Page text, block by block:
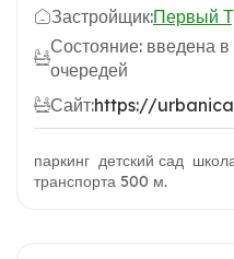
Застройщик:Первый
Состояние: введена в
очередей
Сайт:https://
паркинг детский сад
транспорта 500 м.